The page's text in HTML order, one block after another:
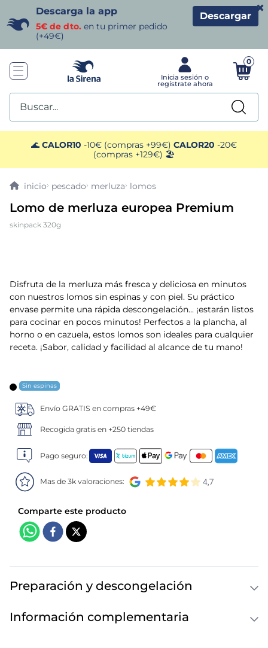
Descarga la app
5€ de dto. en tu primer pedido
(+49€)
Descargar
×
0
Buscar...
🌊 CALOR10 -10€ (compras +99€) CALOR20 -20€
(compras +129€) 🏖️
pescado merluza lomos
Lomo de merluza europea Premium
skinpack 320g
Disfruta de la merluza más fresca y deliciosa en minutos
con nuestros lomos sin espinas y con piel. Su práctico
envase permite una rápida descongelación... ¡estarán listos
para cocinar en pocos minutos! Perfectos a la plancha, al
horno o en cazuela, estos lomos son ideales para cualquier
receta. ¡Sabor, calidad y facilidad al alcance de tu mano!
Sin espinas
Envío GRATIS en compras +49€
Recogida gratis en +250 tiendas
Pago seguro:
Mas de 3k valoraciones:
Preparación y descongelación
Información complementaria
TÉRMINOS MÁS BUSCADOS
1. helados sirena
3. gamba
5. verduras
canelones
7. gambon
9. listísimos
10. tarta